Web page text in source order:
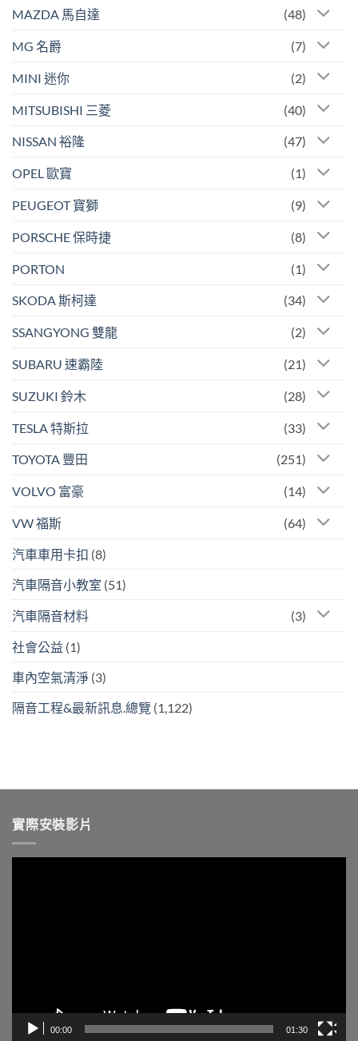
MAZDA 馬自達 (48)
MG 名爵 (7)
MINI 迷你 (2)
MITSUBISHI 三菱 (40)
NISSAN 裕隆 (47)
OPEL 歐寶 (1)
PEUGEOT 寶獅 (9)
PORSCHE 保時捷 (8)
PORTON (1)
SKODA 斯柯達 (34)
SSANGYONG 雙龍 (2)
SUBARU 速霸陸 (21)
SUZUKI 鈴木 (28)
TESLA 特斯拉 (33)
TOYOTA 豐田 (251)
VOLVO 富豪 (14)
VW 福斯 (64)
汽車車用卡扣 (8)
汽車隔音小教室 (51)
汽車隔音材料 (3)
社會公益 (1)
車內空氣清淨 (3)
隔音工程&最新訊息.總覽 (1,122)
實際安裝影片
00:00 01:30